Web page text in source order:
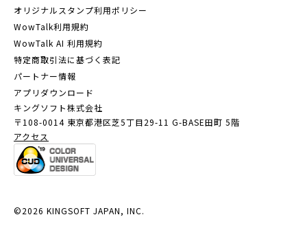
オリジナルスタンプ利用ポリシー
WowTalk利用規約
WowTalk AI 利用規約
特定商取引法に基づく表記
パートナー情報
アプリダウンロード
キングソフト株式会社
〒108-0014 東京都港区芝5丁目29-11 G-BASE田町 5階
アクセス
©2026 KINGSOFT JAPAN, INC.